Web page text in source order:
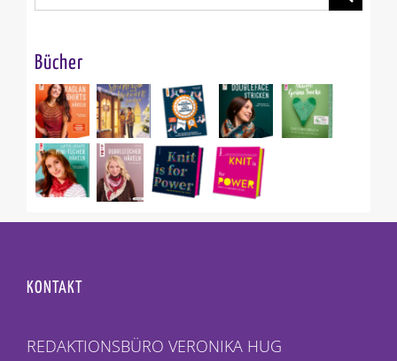
nach:
Bücher
KONTAKT
REDAKTIONSBÜRO VERONIKA HUG